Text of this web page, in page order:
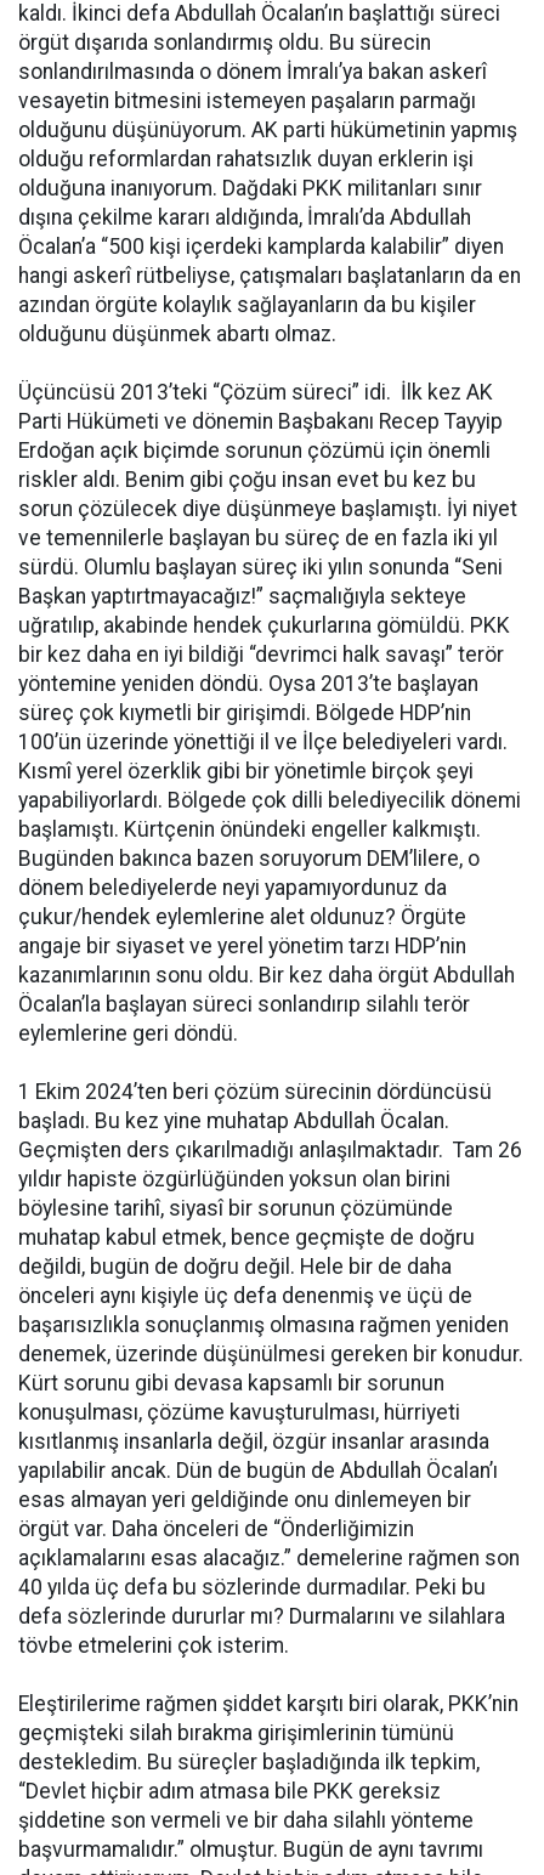
kaldı. İkinci defa Abdullah Öcalan’ın başlattığı süreci
örgüt dışarıda sonlandırmış oldu. Bu sürecin
sonlandırılmasında o dönem İmralı’ya bakan askerî
vesayetin bitmesini istemeyen paşaların parmağı
olduğunu düşünüyorum. AK parti hükümetinin yapmış
olduğu reformlardan rahatsızlık duyan erklerin işi
olduğuna inanıyorum. Dağdaki PKK militanları sınır
dışına çekilme kararı aldığında, İmralı’da Abdullah
Öcalan’a “500 kişi içerdeki kamplarda kalabilir” diyen
hangi askerî rütbeliyse, çatışmaları başlatanların da en
azından örgüte kolaylık sağlayanların da bu kişiler
olduğunu düşünmek abartı olmaz.
Üçüncüsü 2013’teki “Çözüm süreci” idi. İlk kez AK
Parti Hükümeti ve dönemin Başbakanı Recep Tayyip
Erdoğan açık biçimde sorunun çözümü için önemli
riskler aldı. Benim gibi çoğu insan evet bu kez bu
sorun çözülecek diye düşünmeye başlamıştı. İyi niyet
ve temennilerle başlayan bu süreç de en fazla iki yıl
sürdü. Olumlu başlayan süreç iki yılın sonunda “Seni
Başkan yaptırtmayacağız!” saçmalığıyla sekteye
uğratılıp, akabinde hendek çukurlarına gömüldü. PKK
bir kez daha en iyi bildiği “devrimci halk savaşı” terör
yöntemine yeniden döndü. Oysa 2013’te başlayan
süreç çok kıymetli bir girişimdi. Bölgede HDP’nin
100’ün üzerinde yönettiği il ve İlçe belediyeleri vardı.
Kısmî yerel özerklik gibi bir yönetimle birçok şeyi
yapabiliyorlardı. Bölgede çok dilli belediyecilik dönemi
başlamıştı. Kürtçenin önündeki engeller kalkmıştı.
Bugünden bakınca bazen soruyorum DEM’lilere, o
dönem belediyelerde neyi yapamıyordunuz da
çukur/hendek eylemlerine alet oldunuz? Örgüte
angaje bir siyaset ve yerel yönetim tarzı HDP’nin
kazanımlarının sonu oldu. Bir kez daha örgüt Abdullah
Öcalan’la başlayan süreci sonlandırıp silahlı terör
eylemlerine geri döndü.
1 Ekim 2024’ten beri çözüm sürecinin dördüncüsü
başladı. Bu kez yine muhatap Abdullah Öcalan.
Geçmişten ders çıkarılmadığı anlaşılmaktadır. Tam 26
yıldır hapiste özgürlüğünden yoksun olan birini
böylesine tarihî, siyasî bir sorunun çözümünde
muhatap kabul etmek, bence geçmişte de doğru
değildi, bugün de doğru değil. Hele bir de daha
önceleri aynı kişiyle üç defa denenmiş ve üçü de
başarısızlıkla sonuçlanmış olmasına rağmen yeniden
denemek, üzerinde düşünülmesi gereken bir konudur.
Kürt sorunu gibi devasa kapsamlı bir sorunun
konuşulması, çözüme kavuşturulması, hürriyeti
kısıtlanmış insanlarla değil, özgür insanlar arasında
yapılabilir ancak. Dün de bugün de Abdullah Öcalan’ı
esas almayan yeri geldiğinde onu dinlemeyen bir
örgüt var. Daha önceleri de “Önderliğimizin
açıklamalarını esas alacağız.” demelerine rağmen son
40 yılda üç defa bu sözlerinde durmadılar. Peki bu
defa sözlerinde dururlar mı? Durmalarını ve silahlara
tövbe etmelerini çok isterim.
Eleştirilerime rağmen şiddet karşıtı biri olarak, PKK’nin
geçmişteki silah bırakma girişimlerinin tümünü
destekledim. Bu süreçler başladığında ilk tepkim,
“Devlet hiçbir adım atmasa bile PKK gereksiz
şiddetine son vermeli ve bir daha silahlı yönteme
başvurmamalıdır.” olmuştur. Bugün de aynı tavrımı